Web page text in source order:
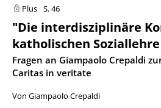
Plus S. 46
"Die interdisziplinäre
katholischen
:
Fragen an Giampaolo Crepaldi
Caritas in veritate
Von Giampaolo Crepaldi